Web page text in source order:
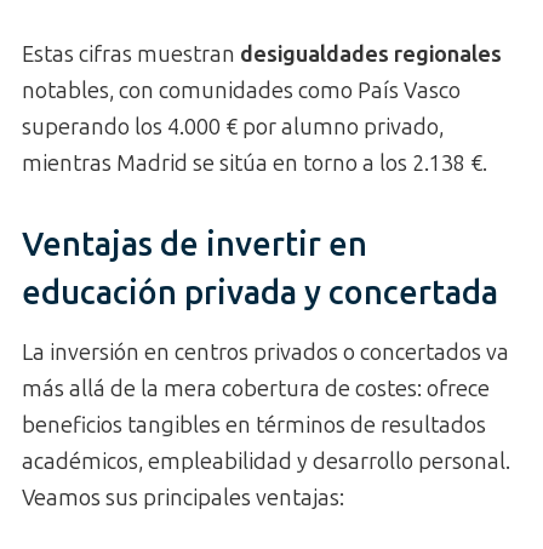
Estas cifras muestran desigualdades regionales
notables, con comunidades como País Vasco
superando los 4.000 € por alumno privado,
mientras Madrid se sitúa en torno a los 2.138 €.
Ventajas de invertir en
educación privada y concertada
La inversión en centros privados o concertados va
más allá de la mera cobertura de costes: ofrece
beneficios tangibles en términos de resultados
académicos, empleabilidad y desarrollo personal.
Veamos sus principales ventajas: